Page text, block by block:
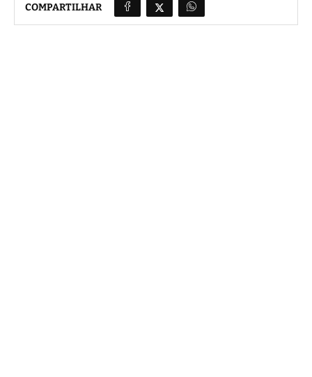
COMPARTILHAR